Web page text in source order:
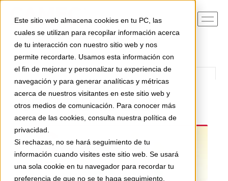
Este sitio web almacena cookies en tu PC, las
cuales se utilizan para recopilar información acerca
de tu interacción con nuestro sitio web y nos
permite recordarte. Usamos esta información con
el fin de mejorar y personalizar tu experiencia de
navegación y para generar analíticas y métricas
acerca de nuestros visitantes en este sitio web y
otros medios de comunicación. Para conocer más
acerca de las cookies, consulta nuestra política de
privacidad
Si rechazas, no se hará seguimiento de tu
información cuando visites este sitio web. Se usará
una sola cookie en tu navegador para recordar tu
preferencia de que no se te haga seguimiento.
SRR MADRID 2024